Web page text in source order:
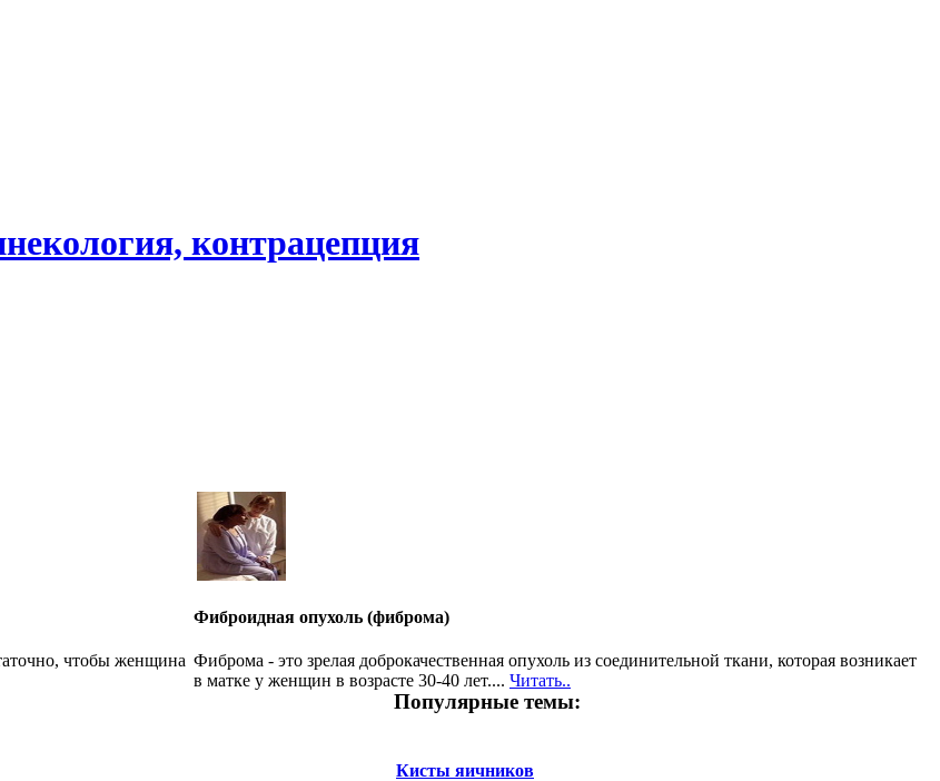
контрацепция
чтобы женщина
Фиброидная опухоль (фиброма)
Фиброма - это зрелая доброкачественная опухоль из соединительной ткани, которая возникает
в матке у женщин в возрасте 30-40 лет.... Читать..
Популярные темы:
Кисты яичников